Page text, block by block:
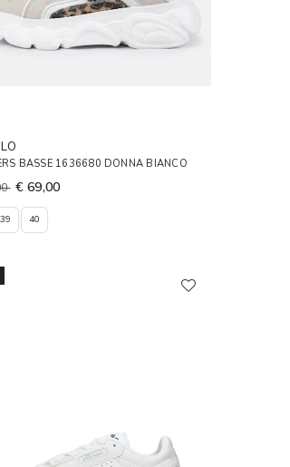
BASSE 1636680 DONNA BIANCO
€ 69,00
39 40